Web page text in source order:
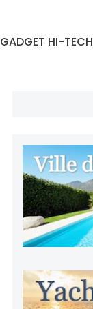
GADGET HI-TECH